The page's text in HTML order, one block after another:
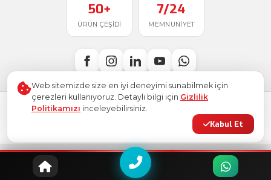
50+
ÜRÜN ÇEŞIDI
7/24
MEMNUNIYET
. Tüm hakları saklıdır.
Türkiye'de ile üretildi
Site Haritası
Web sitemizde size en iyi deneyimi sunabilmek için
çerezleri kullanıyoruz. Detaylı bilgi için Gizlilik
Politikamızı inceleyebilirsiniz.
Kabul Et